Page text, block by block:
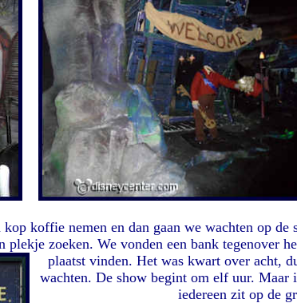
kop koffie nemen en dan gaan we wachten op de
plekje zoeken. We vonden een bank tegenover
plaatst vinden. Het was kwart over acht,
wachten. De show begint om elf uur.
iedereen zit op de